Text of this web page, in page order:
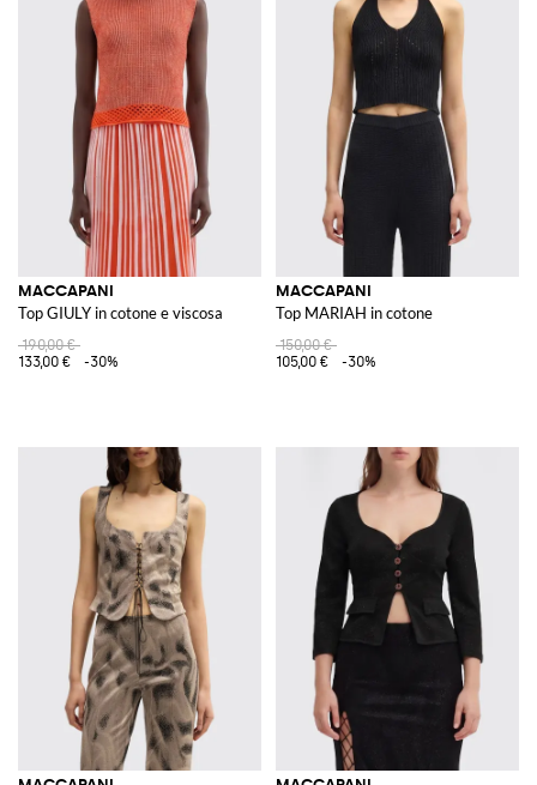
MACCAPANI
Top GIULY in cotone e viscosa
190,00 €
133,00 €
-30%
MACCAPANI
Top MARIAH in cotone
150,00 €
105,00 €
-30%